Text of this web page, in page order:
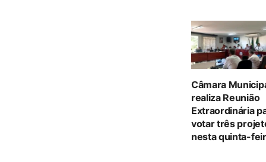
Câmara
realiza Reunião
Extraordinária
votar três
nesta quinta-